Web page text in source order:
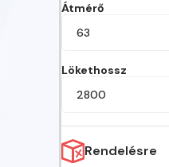
Átmérő
63
Lökethossz
2800
Rendelésre